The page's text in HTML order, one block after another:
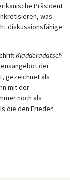
Präsident
was
diskussionsfähige
Kladderadatsch
der
gezeichnet als
mit der
noch als
die den Frieden